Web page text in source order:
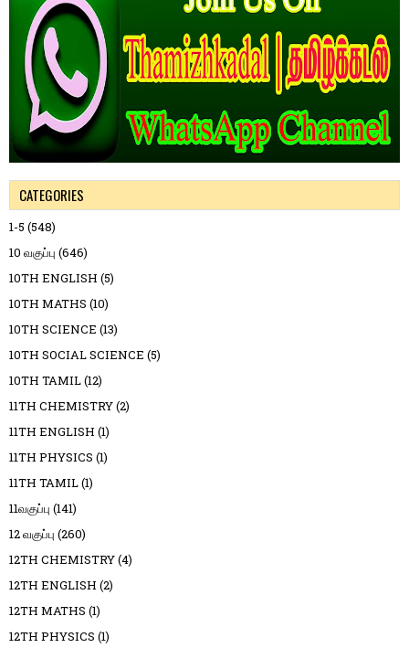
CATEGORIES
1-5 (548)
10 வகுப்பு (646)
10TH ENGLISH (5)
10TH MATHS (10)
10TH SCIENCE (13)
10TH SOCIAL SCIENCE (5)
10TH TAMIL(12)
11TH CHEMISTRY(2)
11TH ENGLISH (1)
11TH PHYSICS (1)
11TH TAMIL(1)
11வகுப்பு (141)
12 வகுப்பு (260)
12TH CHEMISTRY(4)
12TH ENGLISH (2)
12TH MATHS (1)
12TH PHYSICS (1)